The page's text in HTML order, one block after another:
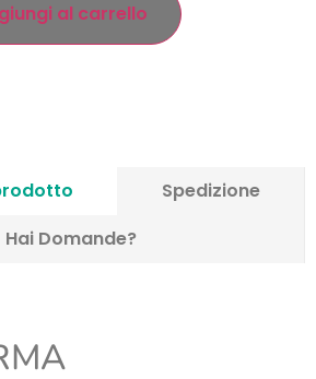
al carrello
Spedizione
Hai Domande?